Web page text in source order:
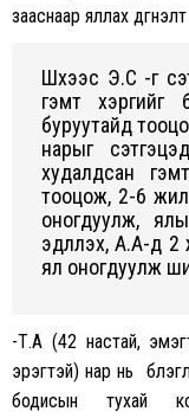
зааснаар яллах
Шүүхээс Э.С -г
гэмт хэргийг
буруутайд
нарыг
худалдсан
тооцож, 2-6
оногдуулж,
эдлүүлэх, А.А-д
ял оногдуулж
-Т.А (42 настай,
эрэгтэй) нар нь
бодисын тухай